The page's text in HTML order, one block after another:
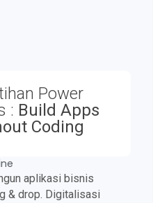
Power
: Build Apps
Coding
aplikasi bisnis
& drop. Digitalisasi